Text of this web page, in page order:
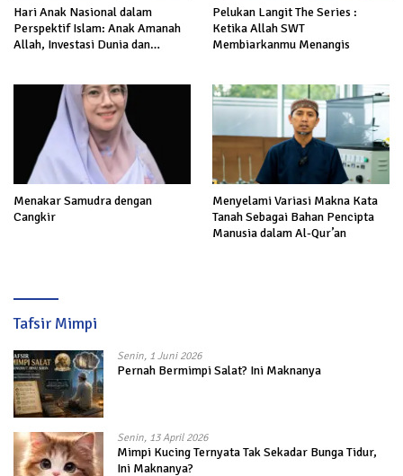
Hari Anak Nasional dalam
Perspektif Islam: Anak Amanah
Allah, Investasi Dunia dan
Pelukan Langit The Series :
Ketika Allah SWT
Membiarkanmu Menangis
Menakar Samudra dengan
Cangkir
Menyelami Variasi Makna Kata
Tanah Sebagai Bahan Pencipta
Manusia dalam Al-Qur’an
Tafsir Mimpi
Senin, 1 Juni 2026
Pernah Bermimpi Salat? Ini Maknanya
Senin, 13 April 2026
Mimpi Kucing Ternyata Tak Sekadar Bunga Tidur,
Ini Maknanya?